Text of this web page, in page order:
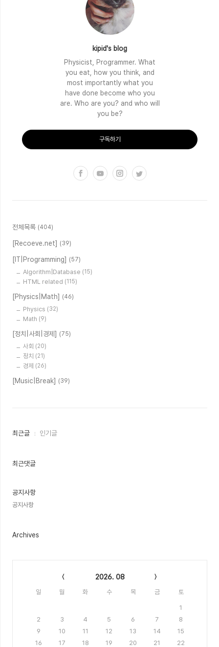
kipid's blog
Physicist, Programmer. What
you eat, how you think, and
most importantly what you
have done become who you
are. Who are you? and who will
you be?
구독하기
전체목록 (404)
[Recoeve.net] (39)
[IT|Programming] (57)
Algorithm|Database (15)
HTML related (115)
[Physics|Math] (46)
Physics (32)
Math (9)
[정치|사회|경제] (75)
사회 (20)
정치 (21)
경제 (26)
[Music|Break] (39)
최
인
최근글 인기글
최근댓글
공지사항
공지사항
Archives
2026. 08
일 월 화 수 목 금 토
1
2
3 4 5 6 7
8
9
10 11 12 13 14
15
16
17 18 19 20 21
22